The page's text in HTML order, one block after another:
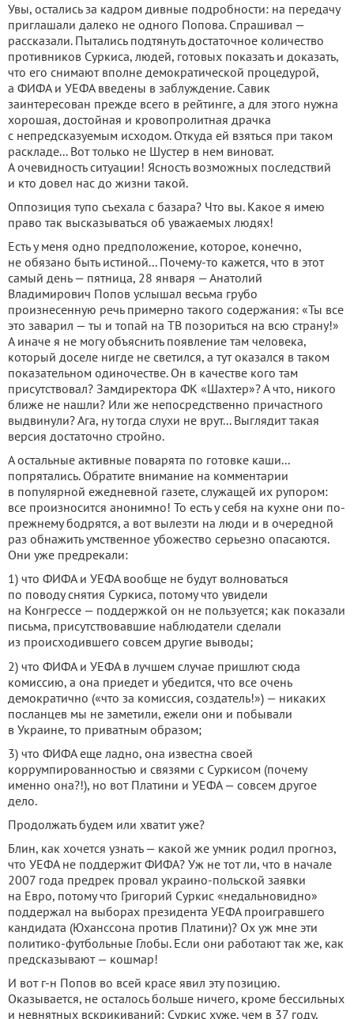
Увы, остались за кадром дивные подробности: на передачу
приглашали далеко не одного Попова. Спрашивал —
рассказали. Пытались подтянуть достаточное количество
противников Суркиса, людей, готовых показать и доказать,
что его снимают вполне демократической процедурой,
а ФИФА и УЕФА введены в заблуждение. Савик
заинтересован прежде всего в рейтинге, а для этого нужна
хорошая, достойная и кровопролитная драчка
с непредсказуемым исходом. Откуда ей взяться при таком
раскладе... Вот только не Шустер в нем виноват.
А очевидность ситуации! Ясность возможных последствий
и кто довел нас до жизни такой.
Оппозиция тупо съехала с базара? Что вы. Какое я имею
право так высказываться об уважаемых людях!
Есть у меня одно предположение, которое, конечно,
не обязано быть истиной... Почему-то кажется, что в этот
самый день — пятница, 28 января — Анатолий
Владимирович Попов услышал весьма грубо
произнесенную речь примерно такого содержания: «Ты все
это заварил — ты и топай на ТВ позориться на всю страну!»
А иначе я не могу объяснить появление там человека,
который доселе нигде не светился, а тут оказался в таком
показательном одиночестве. Он в качестве кого там
присутствовал? Замдиректора ФК «Шахтер»? А что, никого
ближе не нашли? Или же непосредственно причастного
выдвинули? Ага, ну тогда слухи не врут... Выглядит такая
версия достаточно стройно.
А остальные активные поварята по готовке каши...
попрятались. Обратите внимание на комментарии
в популярной ежедневной газете, служащей их рупором:
все произносится анонимно! То есть у себя на кухне они по-
прежнему бодрятся, а вот вылезти на люди и в очередной
раз обнажить умственное убожество серьезно опасаются.
Они уже предрекали:
1) что ФИФА и УЕФА вообще не будут волноваться
по поводу снятия Суркиса, потому что увидели
на Конгрессе — поддержкой он не пользуется; как показали
письма, присутствовавшие наблюдатели сделали
из происходившего совсем другие выводы;
2) что ФИФА и УЕФА в лучшем случае пришлют сюда
комиссию, а она приедет и убедится, что все очень
демократично («что за комиссия, создатель!») — никаких
посланцев мы не заметили, ежели они и побывали
в Украине, то приватным образом;
3) что ФИФА еще ладно, она известна своей
коррумпированностью и связями с Суркисом (почему
именно она?!), но вот Платини и УЕФА — совсем другое
дело.
Продолжать будем или хватит уже?
Блин, как хочется узнать — какой же умник родил прогноз,
что УЕФА не поддержит ФИФА? Уж не тот ли, что в начале
2007 года предрек провал украино-польской заявки
на Евро, потому что Григорий Суркис «недальновидно»
поддержал на выборах президента УЕФА проигравшего
кандидата (Юханссона против Платини)? Ох уж мне эти
политико-футбольные Глобы. Если они работают так же, как
предсказывают — кошмар!
И вот г-н Попов во всей красе явил эту позицию.
Оказывается, не осталось больше ничего, кроме бессильных
и невнятных вскрикиваний: Суркис хуже, чем в 37 году,